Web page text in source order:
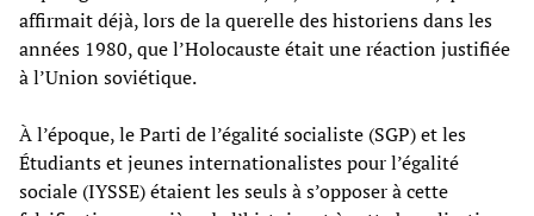
affirmait déjà, lors de la querelle des historiens dans les
années 1980, que l’Holocauste était une réaction justifiée
à l’Union soviétique.
À l’époque, le Parti de l’égalité socialiste (SGP) et les
Étudiants et jeunes internationalistes pour l’égalité
sociale (IYSSE) étaient les seuls à s’opposer à cette